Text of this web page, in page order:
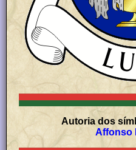
Autoria dos
Affonso